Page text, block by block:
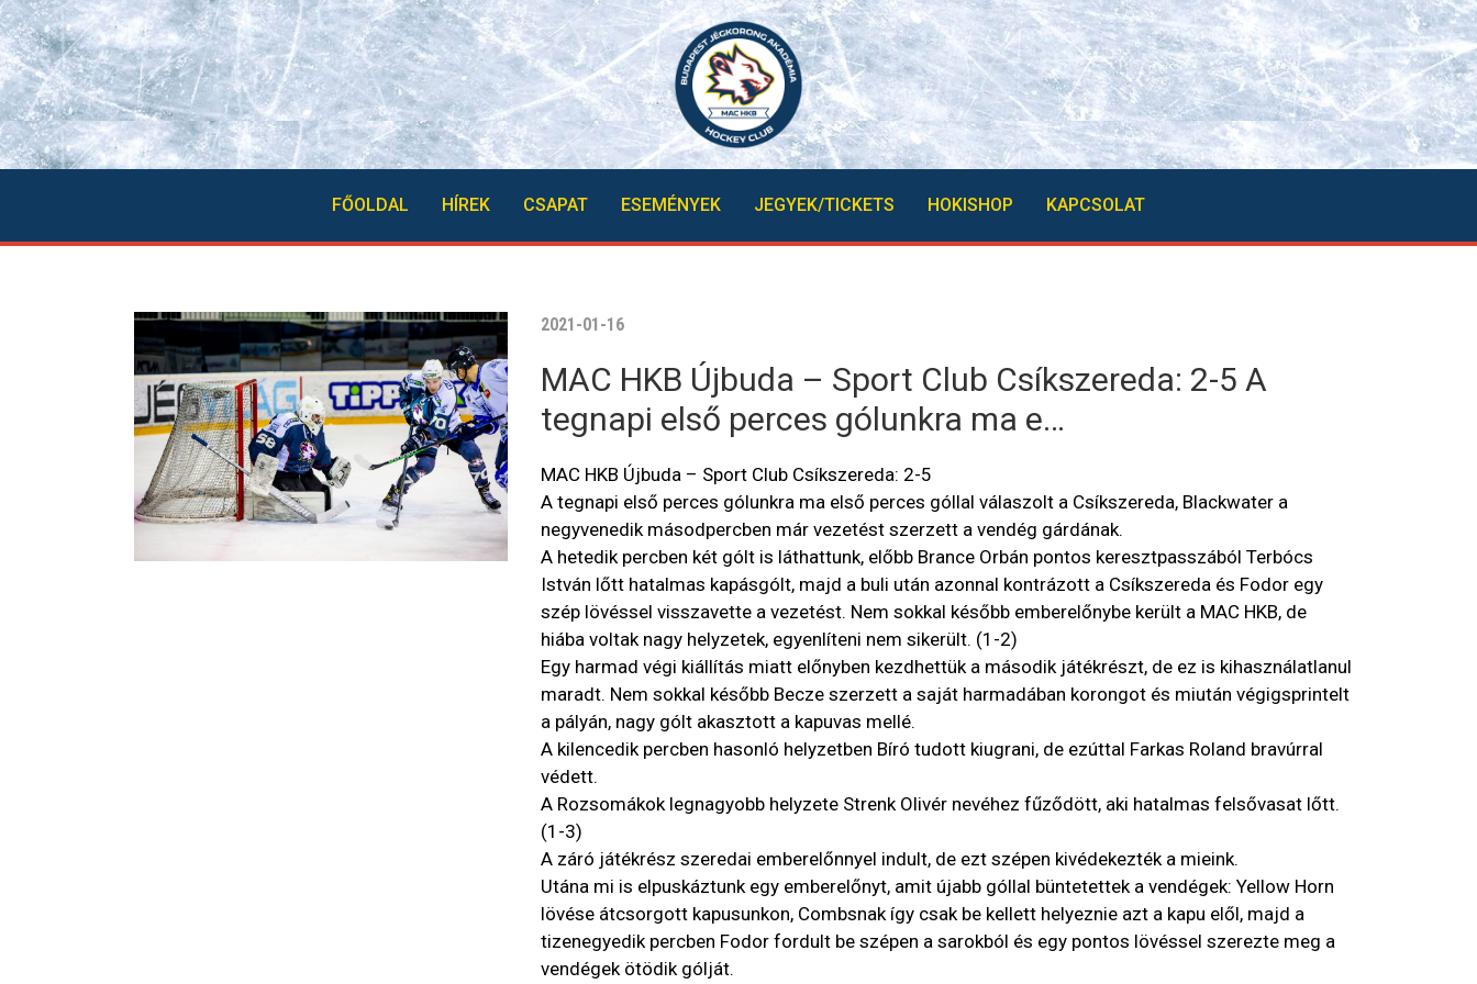
FŐOLDAL HÍREK CSAPAT ESEMÉNYEK JEGYEK/TICKETS HOKISHOP KAPCSOLAT
2021-01-16
MAC HKB Újbuda – Sport Club Csíkszereda: 2-5 A
tegnapi első perces gólunkra ma e…
MAC HKB Újbuda – Sport Club Csíkszereda: 2-5
A tegnapi első perces gólunkra ma első perces góllal válaszolt a Csíkszereda, Blackwater a
negyvenedik másodpercben már vezetést szerzett a vendég gárdának.
A hetedik percben két gólt is láthattunk, előbb Brance Orbán pontos keresztpasszából Terbócs
István lőtt hatalmas kapásgólt, majd a buli után azonnal kontrázott a Csíkszereda és Fodor egy
szép lövéssel visszavette a vezetést. Nem sokkal később emberelőnybe került a MAC HKB, de
hiába voltak nagy helyzetek, egyenlíteni nem sikerült. (1-2)
Egy harmad végi kiállítás miatt előnyben kezdhettük a második játékrészt, de ez is kihasználatlanul
maradt. Nem sokkal később Becze szerzett a saját harmadában korongot és miután végigsprintelt
a pályán, nagy gólt akasztott a kapuvas mellé.
A kilencedik percben hasonló helyzetben Bíró tudott kiugrani, de ezúttal Farkas Roland bravúrral
védett.
A Rozsomákok legnagyobb helyzete Strenk Olivér nevéhez fűződött, aki hatalmas felsővasat lőtt.
(1-3)
A záró játékrész szeredai emberelőnnyel indult, de ezt szépen kivédekezték a mieink.
Utána mi is elpuskáztunk egy emberelőnyt, amit újabb góllal büntetettek a vendégek: Yellow Horn
lövése átcsorgott kapusunkon, Combsnak így csak be kellett helyeznie azt a kapu elől, majd a
tizenegyedik percben Fodor fordult be szépen a sarokból és egy pontos lövéssel szerezte meg a
vendégek ötödik gólját.